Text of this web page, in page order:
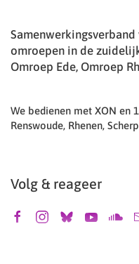
omroepen in de
Omroep Ede, Omroep
We bedienen met XON en
Renswoude, Rhenen,
Volg & reageer